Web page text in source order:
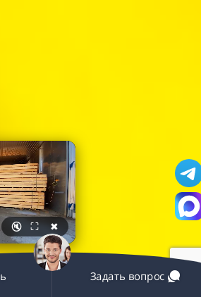
🔇 ⛶ ✖
Задать вопрос